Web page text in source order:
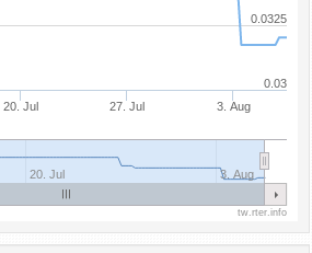
20. Jul 27. Jul 3. Aug
20. Jul 3. Aug
0.03
0.0325
tw.rter.info